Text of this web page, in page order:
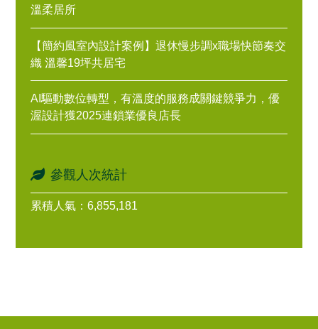
溫柔居所
【簡約風室內設計案例】退休慢步調x職場快節奏交
織 溫馨19坪共居宅
AI驅動數位轉型，有溫度的服務成關鍵競爭力，優
渥設計獲2025連鎖業優良店長
參觀人次統計
累積人氣：6,855,181